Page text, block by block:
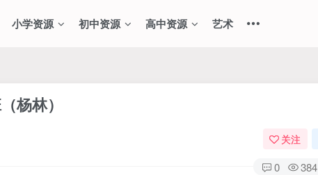
小学资源 初中资源 高中资源 艺术
杨林）
关注
0 384